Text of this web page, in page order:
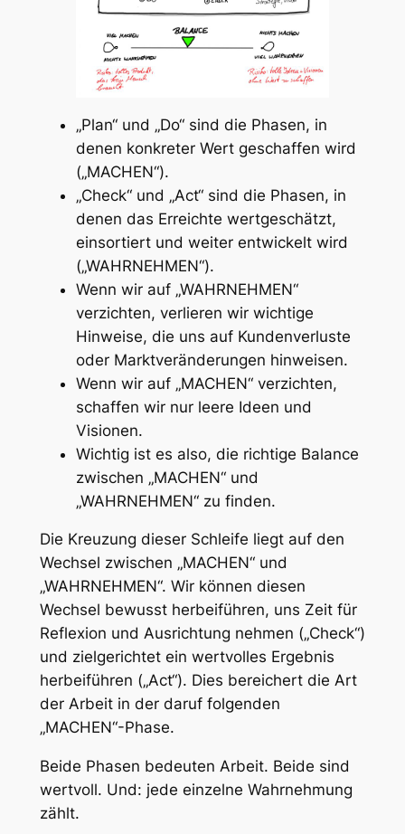
„Plan“ und „Do“ sind die Phasen, in
denen konkreter Wert geschaffen wird
(„MACHEN“).
„Check“ und „Act“ sind die Phasen, in
denen das Erreichte wertgeschätzt,
einsortiert und weiter entwickelt wird
(„WAHRNEHMEN“).
Wenn wir auf „WAHRNEHMEN“
verzichten, verlieren wir wichtige
Hinweise, die uns auf Kundenverluste
oder Marktveränderungen hinweisen.
Wenn wir auf „MACHEN“ verzichten,
schaffen wir nur leere Ideen und
Visionen.
Wichtig ist es also, die richtige Balance
zwischen „MACHEN“ und
„WAHRNEHMEN“ zu finden.
Die Kreuzung dieser Schleife liegt auf den
Wechsel zwischen „MACHEN“ und
„WAHRNEHMEN“. Wir können diesen
Wechsel bewusst herbeiführen, uns Zeit für
Reflexion und Ausrichtung nehmen („Check“)
und zielgerichtet ein wertvolles Ergebnis
herbeiführen („Act“). Dies bereichert die Art
der Arbeit in der daruf folgenden
„MACHEN“-Phase.
Beide Phasen bedeuten Arbeit. Beide sind
wertvoll. Und: jede einzelne Wahrnehmung
zählt.